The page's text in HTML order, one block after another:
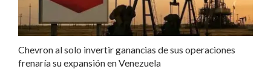
Chevron al solo invertir ganancias de sus operaciones
frenaría su expansión en Venezuela